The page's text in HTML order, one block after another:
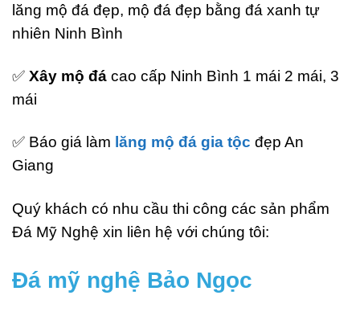
lăng mộ đá đẹp, mộ đá đẹp bằng đá xanh tự
nhiên Ninh Bình
✅ Xây mộ đá cao cấp Ninh Bình 1 mái 2 mái, 3
mái
✅ Báo giá làm lăng mộ đá gia tộc đẹp An
Giang
Quý khách có nhu cầu thi công các sản phẩm
Đá Mỹ Nghệ xin liên hệ với chúng tôi:
Đá mỹ nghệ Bảo Ngọc